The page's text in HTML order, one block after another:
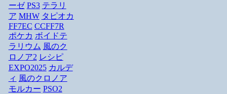
ーゼ PS3 テラリ
ア MHW タピオカ
FF7EC CCFF7R
ポケカ ボイドテ
ラリウム 風のク
ロノア2 レシピ
EXPO2025 カルデ
ィ 風のクロノア
モルカー PSO2